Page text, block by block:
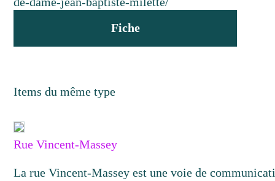
Fiche
Items du même type
Rue Vincent-Massey
La rue Vincent-Massey est une voie de